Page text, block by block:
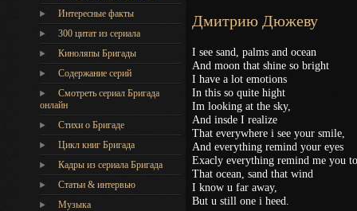
Интересные факты
300 цитат из сериала
Киноляпы Бригады
Содержание серий
Смотреть сериал Бригада
онлайн
Стихи о Бригаде
Цикл книг Бригада
Кадры из сериала Бригада
Статьи & интервью
Музыка
Дмитрию Дюжеву
I see sand, palms and ocean
And moon that shine so bright
I have a lot emotions
In this so quite hight
Im looking at the sky,
And insde I realize
That everywhere i see your smile,
And everything remind your eyes
Exacly everything remind me you
That ocean, sand that wind
I know u far away,
But u still one i heed.